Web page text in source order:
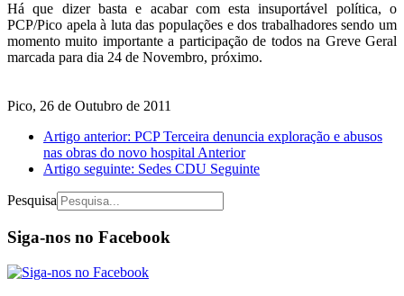
Há que dizer basta e acabar com esta insuportável política, o
PCP/Pico apela à luta das populações e dos trabalhadores sendo um
momento muito importante a participação de todos na Greve Geral
marcada para dia 24 de Novembro, próximo.
Pico, 26 de Outubro de 2011
Artigo anterior: PCP Terceira denuncia exploração e abusos
nas obras do novo hospitalAnterior
Artigo seguinte: Sedes CDU Seguinte
Pesquisa
Siga-nos no Facebook